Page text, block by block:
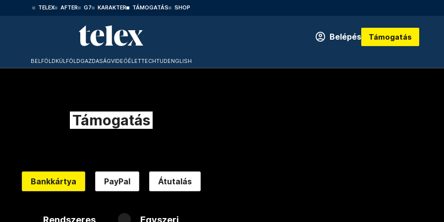
TELEX AFTER G7 KARAKTER TÁMOGATÁS SHOP
Belépés Támogatás
BELFÖLDKÜLFÖLDGAZDASÁGVIDEÓÉLETTECHTUDENGLISH
Támogatás
Bankkártya PayPal Átutalás
Rendszeres Egyszeri